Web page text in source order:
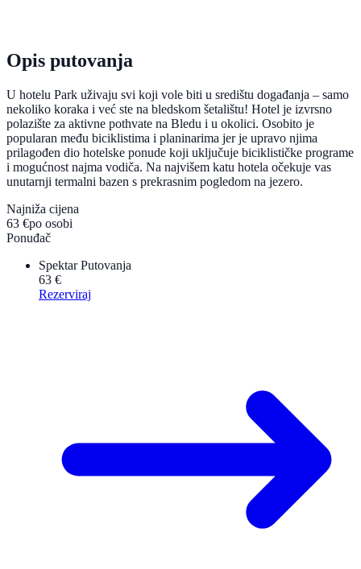
Opis putovanja
U hotelu Park uživaju svi koji vole biti u središtu događanja – samo
nekoliko koraka i već ste na bledskom šetalištu! Hotel je izvrsno
polazište za aktivne pothvate na Bledu i u okolici. Osobito je
popularan među biciklistima i planinarima jer je upravo njima
prilagođen dio hotelske ponude koji uključuje biciklističke programe
i mogućnost najma vodiča. Na najvišem katu hotela očekuje vas
unutarnji termalni bazen s prekrasnim pogledom na jezero.
Najniža cijena
63 €po osobi
Ponuđač
Spektar Putovanja
63 €
Rezerviraj